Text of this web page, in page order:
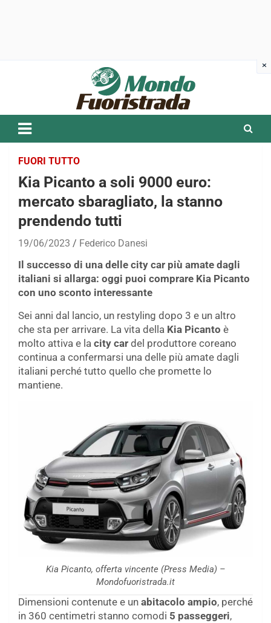
FUORI TUTTO
Kia Picanto a soli 9000 euro:
mercato sbaragliato, la stanno
prendendo tutti
19/06/2023 Federico Danesi
Il successo di una delle city car più amate dagli
italiani si allarga: oggi puoi comprare Kia Picanto
con uno sconto interessante
Sei anni dal lancio, un restyling dopo 3 e un altro
che sta per arrivare. La vita della Kia Picanto è
molto attiva e la city car del produttore coreano
continua a confermarsi una delle più amate dagli
italiani perché tutto quello che promette lo
mantiene.
Kia Picanto, offerta vincente (Press Media) –
Mondofuoristrada.it
Dimensioni contenute e un abitacolo ampio, perché
in 360 centimetri stanno comodi 5 passeggeri,